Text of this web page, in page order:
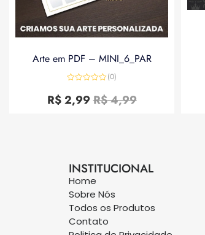
Arte em PDF – MINI_6_PAR
0
de
(0)
R$4,99
R$2,99
INSTITUCIONAL
Home
Sobre Nós
Todos os Produtos
Contato